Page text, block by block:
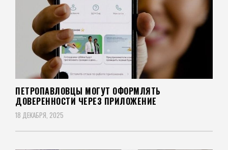
ПЕТРОПАВЛОВЦЫ МОГУТ ОФОРМЛЯТЬ
ДОВЕРЕННОСТИ ЧЕРЕЗ ПРИЛОЖЕНИЕ
18 ДЕКАБРЯ, 2025